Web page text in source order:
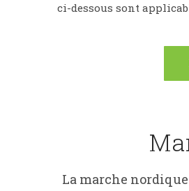
ci-dessous sont
La marche